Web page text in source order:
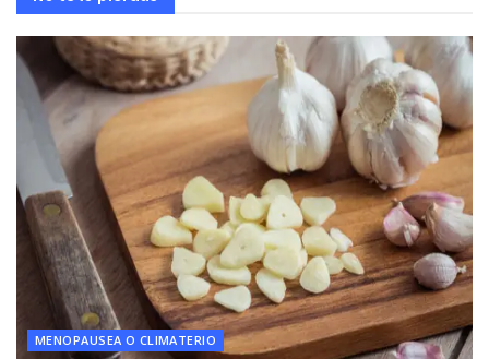
MENOPAUSEA O CLIMATERIO